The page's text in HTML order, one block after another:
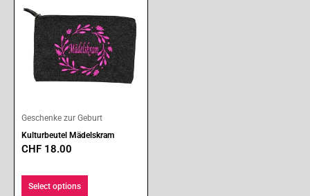
Geschenke zur Geburt
Kulturbeutel Mädelskram
CHF 18.00
Select options